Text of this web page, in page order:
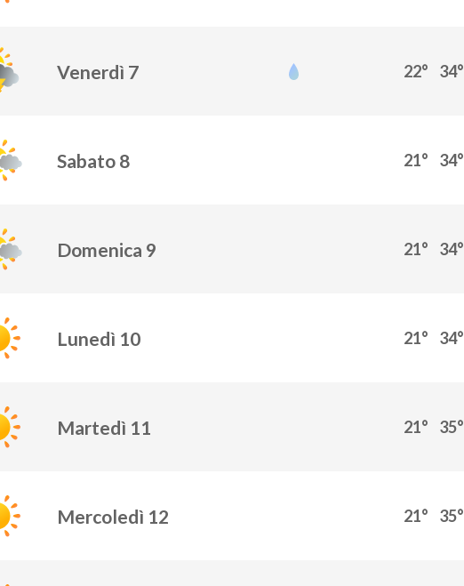
Venerdì 7 22° 34°
Sabato 8 21° 34°
Domenica 9 21° 34°
Lunedì 10 21° 34°
Martedì 11 21° 35°
Mercoledì 12 21° 35°